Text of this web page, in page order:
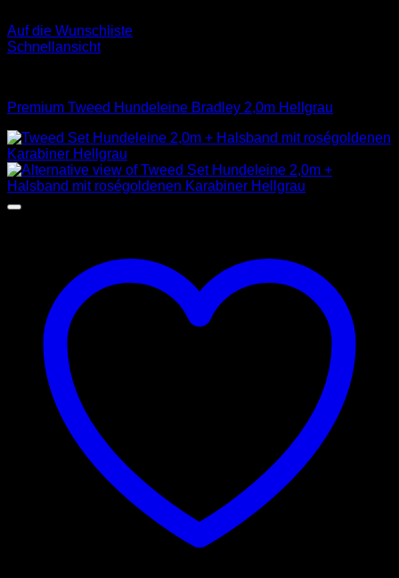
Auf die Wunschliste
Schnellansicht
Premium Tweed Hundeleine Bradley 2,0m Hellgrau